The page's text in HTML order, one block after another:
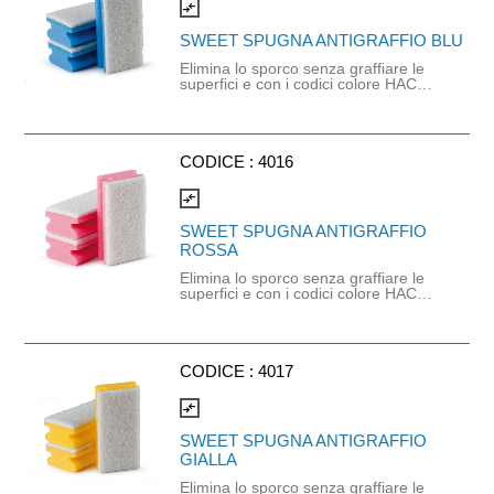
prodotto a marchio SuperSponge®
compare_arrows
SWEET SPUGNA ANTIGRAFFIO BLU
Elimina lo sporco senza graffiare le
superfici e con i codici colore HACCP
dita e permette alla spugna di restare
pulire. Misure: 15 x 7 x 4,5 cm.
prodotto a marchio SuperSponge®
CODICE :4016
compare_arrows
SWEET SPUGNA ANTIGRAFFIO
ROSSA
Elimina lo sporco senza graffiare le
superfici e con i codici colore HACCP
dita e permette alla spugna di restare
pulire. Misure: 15 x 7 x 4,5 cm. È un
CODICE :4017
compare_arrows
SWEET SPUGNA ANTIGRAFFIO
GIALLA
Elimina lo sporco senza graffiare le